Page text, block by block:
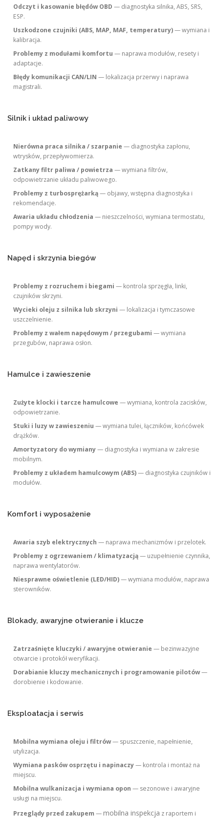
Odczyt i kasowanie błędów OBD — diagnostyka silnika, ABS, SRS,
ESP.
Uszkodzone czujniki (ABS, MAP, MAF, temperatury)— wymiana i
kalibracja.
Problemy z modułami komfortu — naprawa modułów, resety i
adaptacje.
Błędy komunikacji CAN/LIN — lokalizacja przerwy i naprawa
magistrali.
Silnik i układ paliwowy
Nierówna praca silnika / szarpanie — diagnostyka zapłonu,
wtrysków, przepływomierza.
Zatkany filtr paliwa / powietrza — wymiana filtrów,
odpowietrzanie układu paliwowego.
Problemy z turbosprężarką— objawy, wstępna diagnostyka i
rekomendacje.
Awaria układu chłodzenia — nieszczelności, wymiana termostatu,
pompy wody.
Napęd i skrzynia biegów
Problemy z rozruchem i biegami — kontrola sprzęgła, linki,
czujników skrzyni.
Wycieki oleju z silnika lub skrzyni — lokalizacja i tymczasowe
uszczelnienie.
Problemy z wałem napędowym / przegubami — wymiana
przegubów, naprawa osłon.
Hamulce i zawieszenie
Zużyte klocki i tarcze hamulcowe — wymiana, kontrola zacisków,
odpowietrzanie.
Stuki i luzy w zawieszeniu — wymiana tulei, łączników, końcówek
drążków.
Amortyzatory do wymiany— diagnostyka i wymiana w zakresie
mobilnym.
Problemy z układem hamulcowym (ABS)— diagnostyka czujników i
modułów.
Komfort i wyposażenie
Awaria szyb elektrycznych — naprawa mechanizmów i przelotek.
Problemy z ogrzewaniem / klimatyzacją— uzupełnienie czynnika,
naprawa wentylatorów.
Niesprawne oświetlenie (LED/HID)— wymiana modułów, naprawa
sterowników.
Blokady, awaryjne otwieranie i klucze
Zatrzaśnięte kluczyki / awaryjne otwieranie — bezinwazyjne
otwarcie i protokół weryfikacji.
Dorabianie kluczy mechanicznych i programowanie pilotów—
dorobienie i kodowanie.
Eksploatacja i serwis
Mobilna wymiana oleju i filtrów— spuszczenie, napełnienie,
utylizacja.
Wymiana pasków osprzętu i napinaczy— kontrola i montaż na
miejscu.
Mobilna wulkanizacja i wymiana opon — sezonowe i awaryjne
usługi na miejscu.
Przeglądy przed zakupem —mobilna inspekcja z raportem i